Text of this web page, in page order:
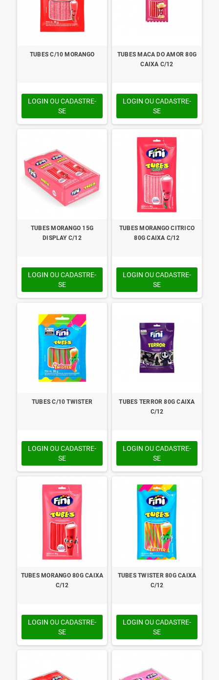
TUBES C/10 MORANGO
LOGIN OU CADASTRE-
SE
TUBES MACA DO AMOR 80G
CAIXA C/12
LOGIN OU CADASTRE-
SE
TUBES MORANGO 15G
DISPLAY C/12
LOGIN OU CADASTRE-
SE
TUBES MORANGO CITRICO
80G CAIXA C/12
LOGIN OU CADASTRE-
SE
TUBES C/10 TWISTER
LOGIN OU CADASTRE-
SE
TUBES TERROR 80G CAIXA
C/12
LOGIN OU CADASTRE-
SE
TUBES MORANGO 80G CAIXA
C/12
LOGIN OU CADASTRE-
SE
TUBES TWISTER 80G CAIXA
C/12
LOGIN OU CADASTRE-
SE